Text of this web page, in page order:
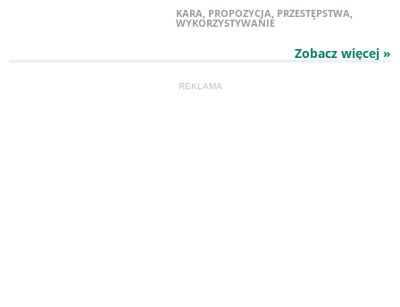
KARA, PROPOZYCJA, PRZESTĘPSTWA,
WYKORZYSTYWANIE
Zobacz więcej »
REKLAMA